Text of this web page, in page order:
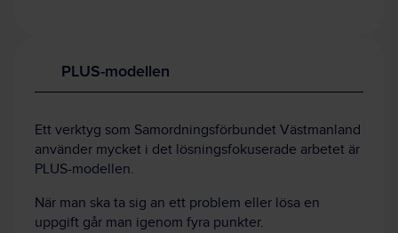
PLUS-modellen
Ett verktyg som Samordningsförbundet Västmanland
använder mycket i det lösningsfokuserade arbetet är
PLUS-modellen.
När man ska ta sig an ett problem eller lösa en
uppgift går man igenom fyra punkter.